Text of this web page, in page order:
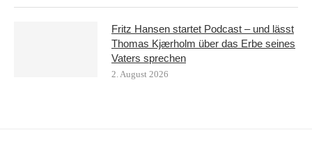
Fritz Hansen startet Podcast – und lässt
Thomas Kjærholm über das Erbe seines
Vaters sprechen
2. August 2026